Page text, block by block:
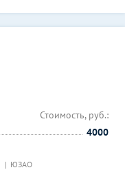
ЮЗАО
Стоимость, руб.:
4000